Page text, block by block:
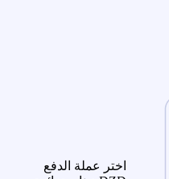
اختر عملة الدفع